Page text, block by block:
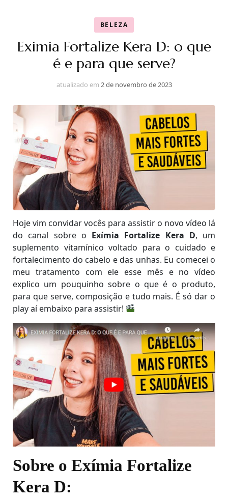
BELEZA
Eximia Fortalize Kera D: o que
é e para que serve?
atualizado em 2 de novembro de 2023
Hoje vim convidar vocês para assistir o novo vídeo lá
do canal sobre o Exímia Fortalize Kera D, um
suplemento vitamínico voltado para o cuidado e
fortalecimento do cabelo e das unhas. Eu comecei o
meu tratamento com ele esse mês e no vídeo
explico um pouquinho sobre o que é o produto,
para que serve, composição e tudo mais. É só dar o
play aí embaixo para assistir!
Sobre o Exímia Fortalize
Kera D: